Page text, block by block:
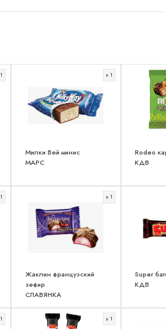
x 1
Милки Вей минис
МАРС
Rodeo
КДВ
x 1
Жаклин французский
зефир
СЛАВЯНКА
Super
КДВ
x 1